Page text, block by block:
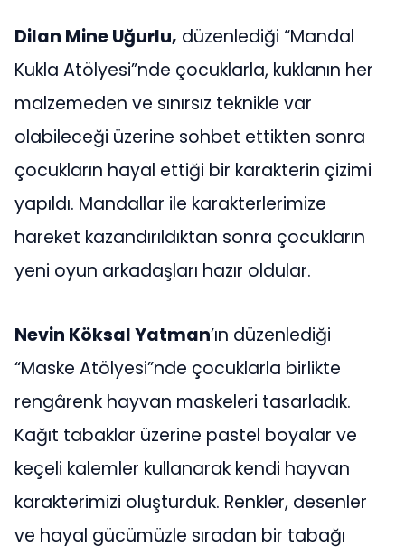
Dilan Mine Uğurlu, düzenlediği “Mandal
Kukla Atölyesi”nde çocuklarla, kuklanın her
malzemeden ve sınırsız teknikle var
olabileceği üzerine sohbet ettikten sonra
çocukların hayal ettiği bir karakterin çizimi
yapıldı. Mandallar ile karakterlerimize
hareket kazandırıldıktan sonra çocukların
yeni oyun arkadaşları hazır oldular.
Nevin Köksal Yatman’ın düzenlediği
“Maske Atölyesi”nde çocuklarla birlikte
rengârenk hayvan maskeleri tasarladık.
Kağıt tabaklar üzerine pastel boyalar ve
keçeli kalemler kullanarak kendi hayvan
karakterimizi oluşturduk. Renkler, desenler
ve hayal gücümüzle sıradan bir tabağı